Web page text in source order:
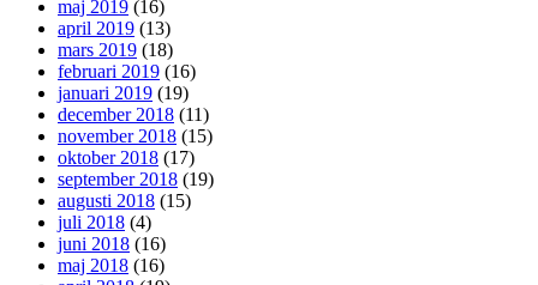
maj 2019 (16)
april 2019 (13)
mars 2019 (18)
februari 2019 (16)
januari 2019 (19)
december 2018 (11)
november 2018 (15)
oktober 2018 (17)
september 2018 (19)
augusti 2018 (15)
juli 2018 (4)
juni 2018 (16)
maj 2018 (16)